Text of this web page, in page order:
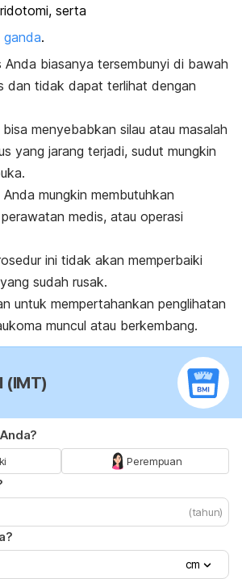
serta
ganda.
Anda biasanya tersembunyi di bawah
dan tidak dapat terlihat dengan
menyebabkan silau atau masalah
yang jarang terjadi, sudut mungkin
mungkin membutuhkan
medis, atau operasi
ini tidak akan memperbaiki
sudah rusak.
untuk mempertahankan penglihatan
muncul atau berkembang.
(IMT)
Perempuan
(tahun)
cm